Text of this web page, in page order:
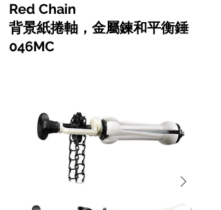
Red Chain
背景紙捲軸，金屬鍊和平衡錘
046MC